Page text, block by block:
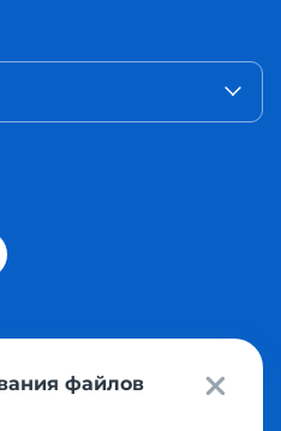
покупок с интернет
Все права защищены
файлов